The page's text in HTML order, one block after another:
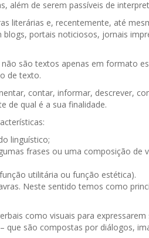
além de serem passíveis de
literárias e, recentemente, até
blogs, portais noticiosos, jornais
são textos apenas em formato
de texto.
contar, informar, descrever,
de qual é a sua finalidade.
linguístico;
frases ou uma composição de
utilitária ou função estética).
Neste sentido temos como
como visuais para expressarem
que são compostas por diálogos,